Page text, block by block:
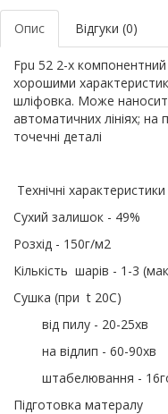
Опис Відгуки (0)
Fpu 52 2-х
хорошими
шліфовка. Може
автоматичних лініях; на
точечні деталі
Технічні характеристики
Сухий залишок - 49%
Розхід - 150г/м2
Кількість шарів - 1-3
Сушка (при t 20С)
від пилу - 20-25хв
на відлип - 60-90хв
штабелювання -
Підготовка матералу